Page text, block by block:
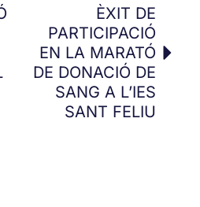
ÈXIT DE
PARTICIPACIÓ
EN LA MARATÓ
DE DONACIÓ DE
SANG A L’IES
SANT FELIU